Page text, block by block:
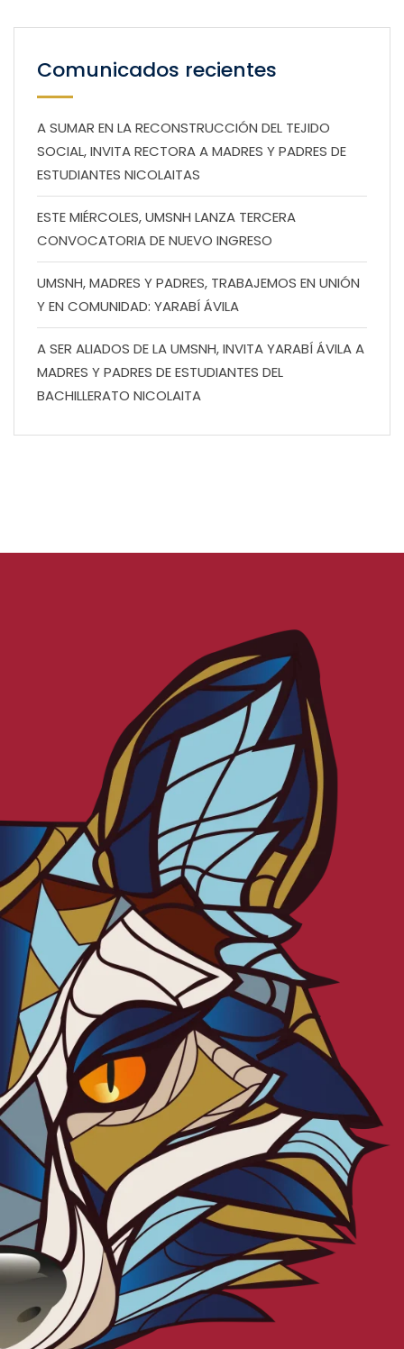
Comunicados recientes
A SUMAR EN LA RECONSTRUCCIÓN DEL TEJIDO
SOCIAL, INVITA RECTORA A MADRES Y PADRES DE
ESTUDIANTES NICOLAITAS
ESTE MIÉRCOLES, UMSNH LANZA TERCERA
CONVOCATORIA DE NUEVO INGRESO
UMSNH, MADRES Y PADRES, TRABAJEMOS EN UNIÓN
Y EN COMUNIDAD: YARABÍ ÁVILA
A SER ALIADOS DE LA UMSNH, INVITA YARABÍ ÁVILA A
MADRES Y PADRES DE ESTUDIANTES DEL
BACHILLERATO NICOLAITA